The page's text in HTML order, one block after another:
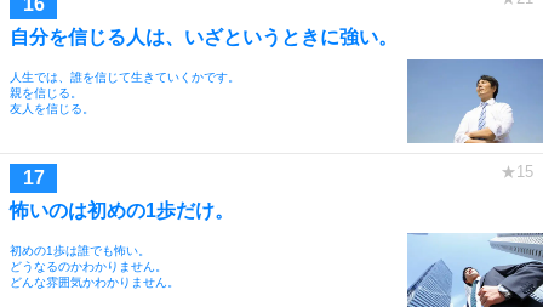
自分を信じる人は、いざというときに強い。
人生では、誰を信じて生きていくかです。
親を信じる。
友人を信じる。
怖いのは初めの1歩だけ。
初めの1歩は誰でも怖い。
どうなるのかわかりません。
どんな雰囲気かわかりません。